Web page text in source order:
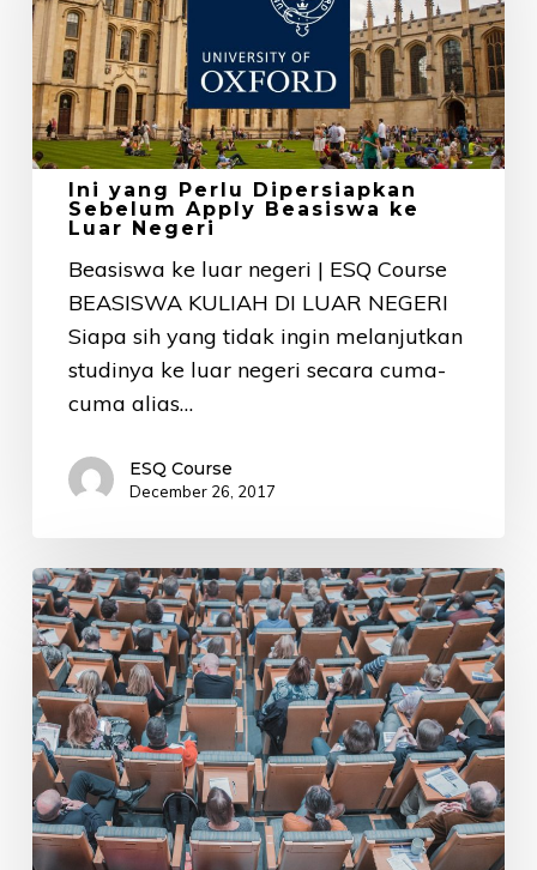
Sebelum
Apply
Beasiswa
ke
Luar
NegeriIni yang Perlu Dipersiapkan
Sebelum Apply Beasiswa ke
Luar Negeri
Beasiswa ke luar negeri | ESQ Course
BEASISWA KULIAH DI LUAR NEGERI
Siapa sih yang tidak ingin melanjutkan
studinya ke luar negeri secara cuma-
cuma alias…
ESQ Course
December 26, 2017
Apa
Itu
ESQ
Course?
Cari
Tahu
Lebih
Banyak
di